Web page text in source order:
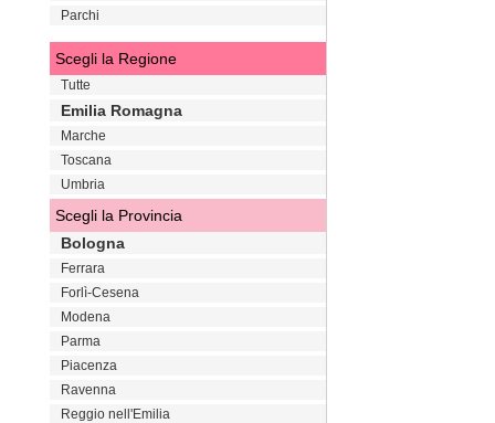
Parchi
Scegli la Regione
Tutte
Emilia Romagna
Marche
Toscana
Umbria
Scegli la Provincia
Bologna
Ferrara
Forlì-Cesena
Modena
Parma
Piacenza
Ravenna
Reggio nell'Emilia